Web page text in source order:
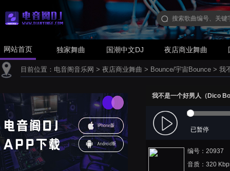
网站首页 独家舞曲 国潮中文DJ 夜店商业舞曲
目前位置： 电音阁音乐网 > 夜店商业舞曲 > Bounce/宇宙Bounce > 我
我不是一个好男人（Dico
已暂停
编号：20937
音质：320